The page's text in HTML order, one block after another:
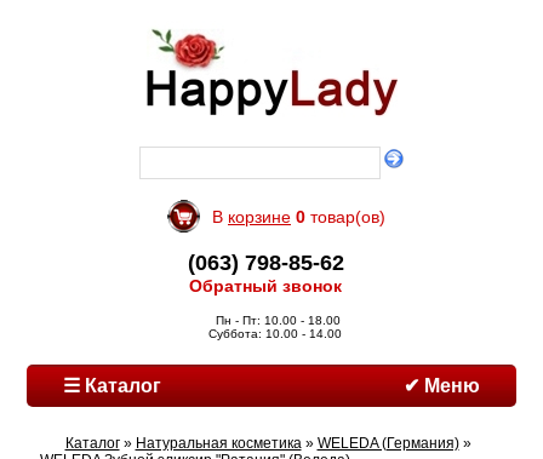
В корзине 0 товар(ов)
(063) 798-85-62
Обратный звонок
Пн - Пт: 10.00 - 18.00
Суббота: 10.00 - 14.00
☰ Каталог ✔ Меню
Каталог» Натуральная косметика» WELEDA (Германия)»